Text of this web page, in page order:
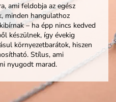
ami feldobja az egész
minden hangulathoz
– ha épp nincs kedved
készülnek, így évekig
környezetbarátok, hiszen
Stílus, ami
nyugodt marad.